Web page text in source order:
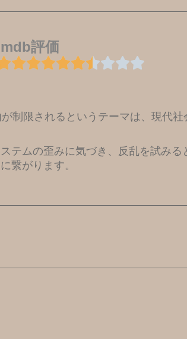
評価
制限されるというテーマは、現代
テムの歪みに気づき、反乱を試み
繋がります。